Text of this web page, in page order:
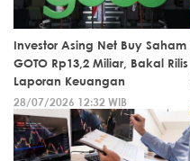
Investor Asing Net Buy Saham
GOTO Rp13,2 Miliar, Bakal Rilis
Laporan Keuangan
28/07/2026 12:32 WIB